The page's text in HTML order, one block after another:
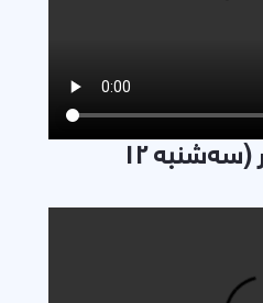
ارائه دکتر تیمور مالمیر (سه‌شنبه 12